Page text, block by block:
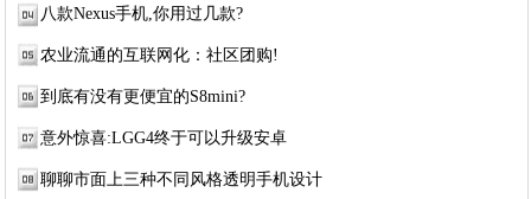
八款Nexus手机,你用过几款?
农业流通的互联网化：社区团购​!
到底有没有更便宜的S8mini?
意外惊喜:LGG4终于可以升级安卓
聊聊市面上三种不同风格透明手机设计